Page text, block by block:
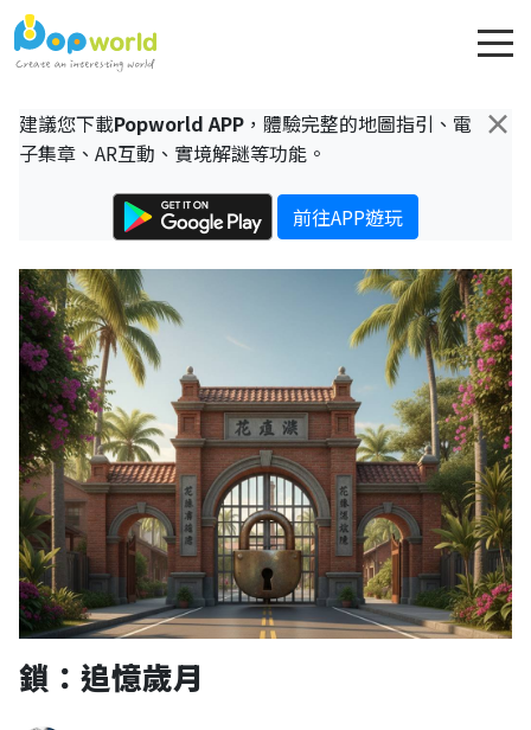
×
建議您下載Popworld APP ，體驗完整的地圖指引、電
子集章、AR互動、實境解謎等功能。
前往APP遊玩
鎖：追憶歲月